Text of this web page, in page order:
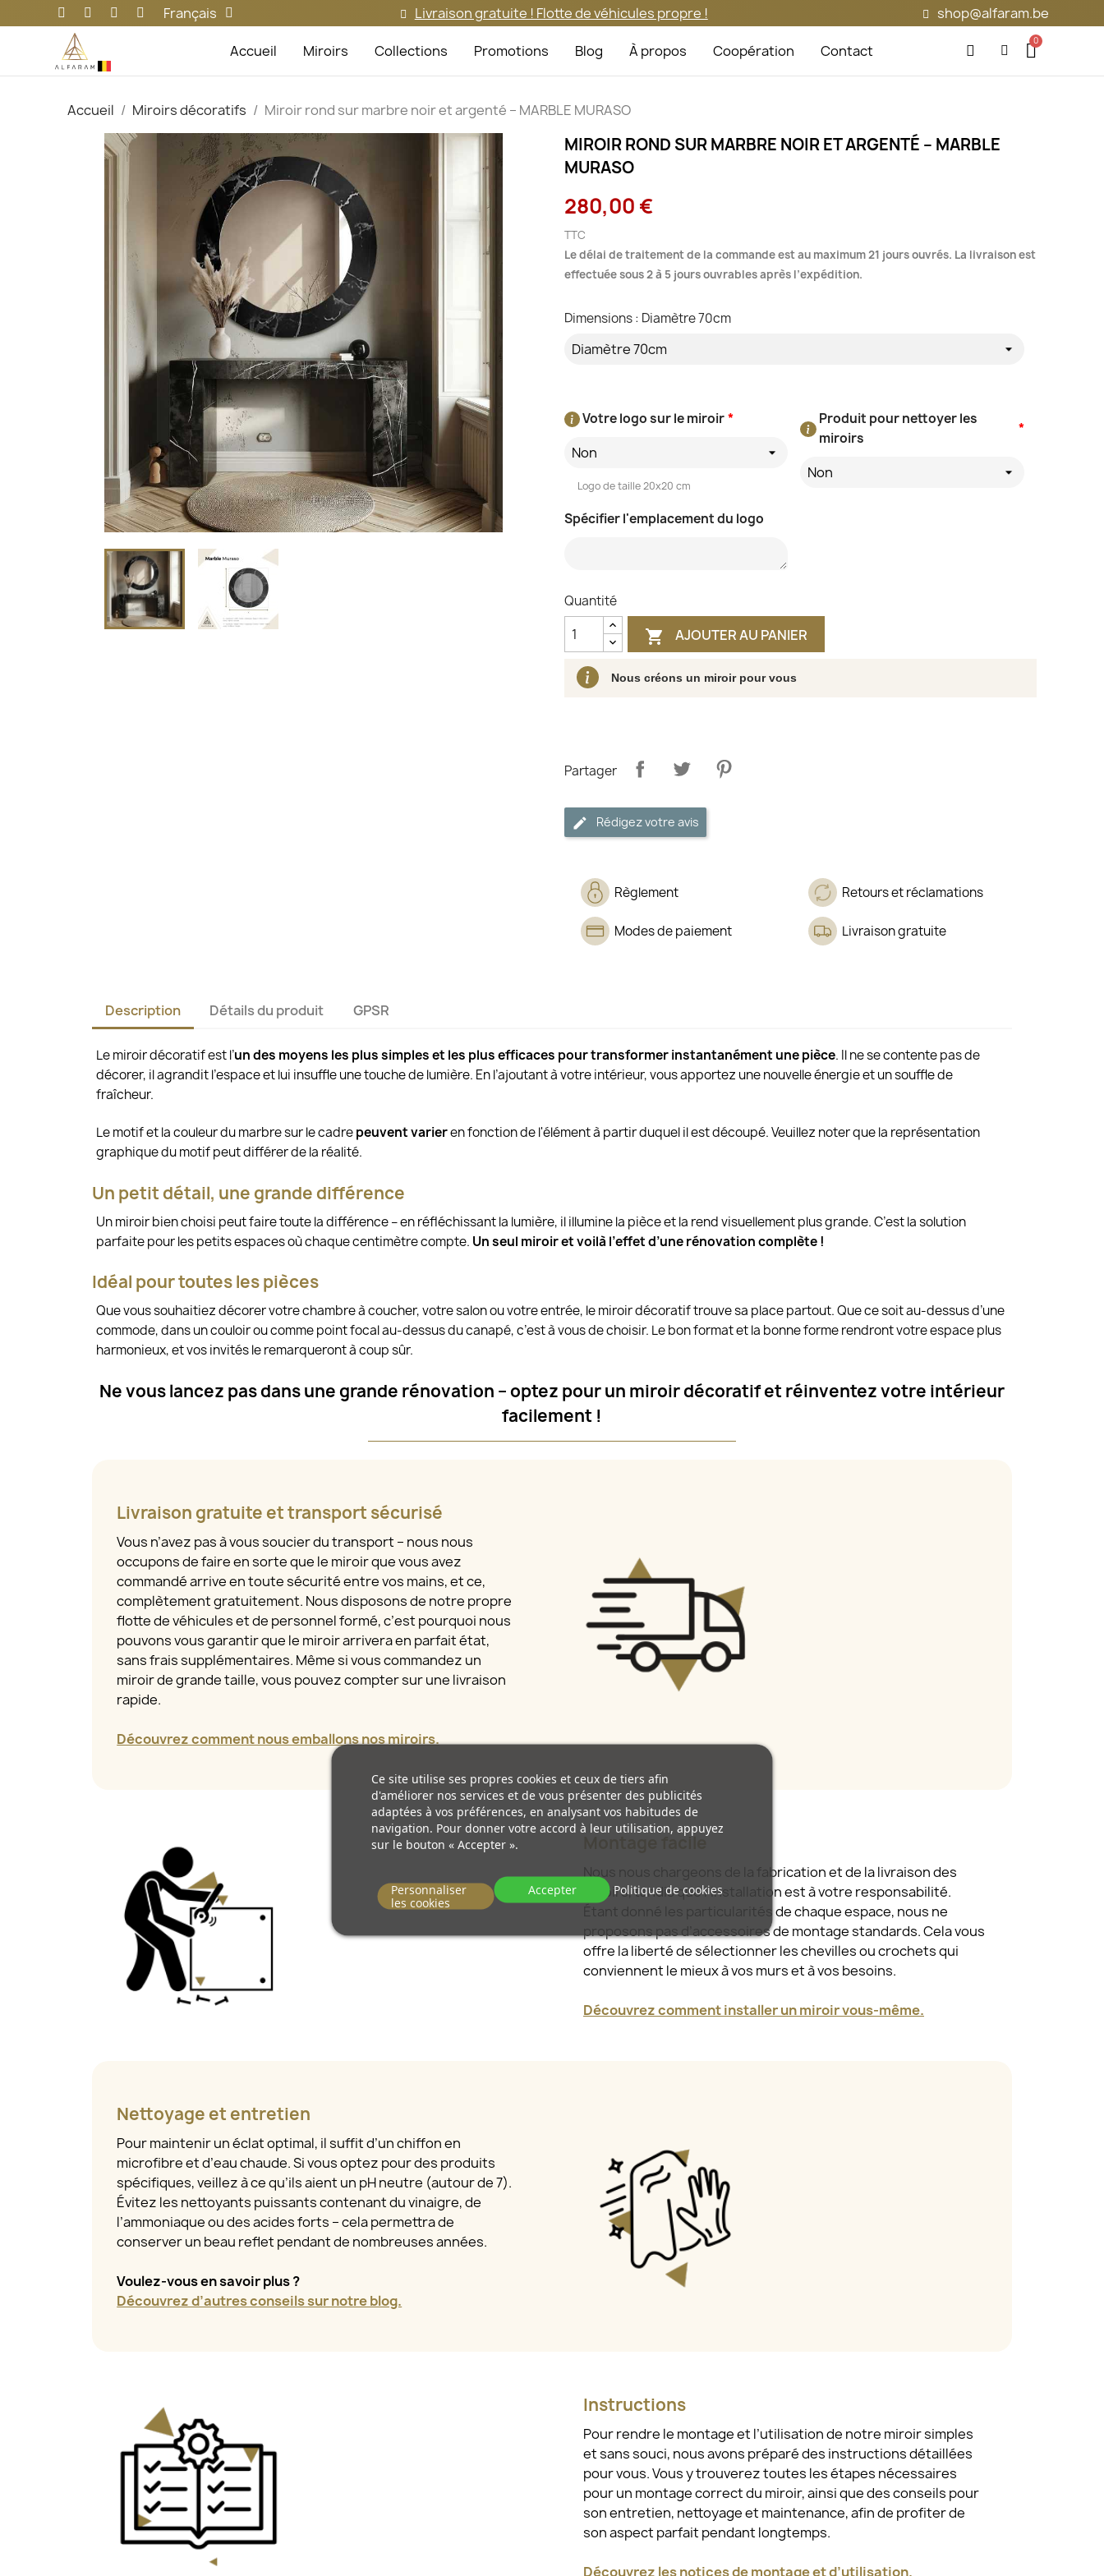
Français Livraison gratuite ! Flotte de véhicules propre ! shop@alfaram.be
Accueil Miroirs Collections Promotions Blog À propos Coopération Contact
Accueil Miroirs décoratifs Miroir rond sur marbre noir et argenté – MARBLE MURASO
MIROIR ROND SUR MARBRE NOIR ET ARGENTÉ – MARBLE
MURASO
280,00 €
TTC
Le délai de traitement de la commande est au maximum 21 jours ouvrés. La livraison est
effectuée sous 2 à 5 jours ouvrables après l’expédition.
*
Votre logo sur le miroir
Non
Logo de taille 20x20 cm
Spécifier l'emplacement du logo
*
Produit pour nettoyer les
miroirs
Non
Dimensions : Diamètre 70cm
Quantité
 AJOUTER AU PANIER
Nous créons un miroir pour vous
Partager
Rédigez votre avis
Règlement Retours et réclamations
Modes de paiement Livraison gratuite
Description Détails du produit GPSR
Le miroir décoratif est l’un des moyens les plus simples et les plus efficaces pour transformer instantanément une pièce. Il ne se contente pas de
décorer, il agrandit l’espace et lui insuffle une touche de lumière. En l’ajoutant à votre intérieur, vous apportez une nouvelle énergie et un souffle de
fraîcheur.
Le motif et la couleur du marbre sur le cadrepeuvent varieren fonction de l'élément à partir duquel il est découpé. Veuillez noter que la représentation
graphique du motif peut différer de la réalité.
Un petit détail, une grande différence
Un miroir bien choisi peut faire toute la différence – en réfléchissant la lumière, il illumine la pièce et la rend visuellement plus grande. C’est la solution
parfaite pour les petits espaces où chaque centimètre compte. Un seul miroir et voilà l’effet d’une rénovation complète !
Idéal pour toutes les pièces
Que vous souhaitiez décorer votre chambre à coucher, votre salon ou votre entrée, le miroir décoratif trouve sa place partout. Que ce soit au-dessus d’une
commode, dans un couloir ou comme point focal au-dessus du canapé, c’est à vous de choisir. Le bon format et la bonne forme rendront votre espace plus
harmonieux, et vos invités le remarqueront à coup sûr.
Ne vous lancez pas dans une grande rénovation – optez pour un miroir décoratif et réinventez votre intérieur
facilement !
Livraison gratuite et transport sécurisé
Vous n’avez pas à vous soucier du transport – nous nous
occupons de faire en sorte que le miroir que vous avez
commandé arrive en toute sécurité entre vos mains, et ce,
complètement gratuitement. Nous disposons de notre propre
flotte de véhicules et de personnel formé, c’est pourquoi nous
pouvons vous garantir que le miroir arrivera en parfait état,
sans frais supplémentaires. Même si vous commandez un
miroir de grande taille, vous pouvez compter sur une livraison
rapide.
Découvrez comment nous emballons nos miroirs.
Montage facile
Nous nous chargeons de la fabrication et de la livraison des
miroirs, tandis que l’installation est à votre responsabilité.
Étant donné les particularités de chaque espace, nous ne
proposons pas d’accessoires de montage standards. Cela vous
offre la liberté de sélectionner les chevilles ou crochets qui
conviennent le mieux à vos murs et à vos besoins.
Découvrez comment installer un miroir vous-même.
Nettoyage et entretien
Pour maintenir un éclat optimal, il suffit d’un chiffon en
microfibre et d’eau chaude. Si vous optez pour des produits
spécifiques, veillez à ce qu’ils aient un pH neutre (autour de 7).
Évitez les nettoyants puissants contenant du vinaigre, de
l’ammoniaque ou des acides forts – cela permettra de
conserver un beau reflet pendant de nombreuses années.
Voulez-vous en savoir plus ?
Découvrez d’autres conseils sur notre blog.
Instructions
Pour rendre le montage et l’utilisation de notre miroir simples
et sans souci, nous avons préparé des instructions détaillées
pour vous. Vous y trouverez toutes les étapes nécessaires
pour un montage correct du miroir, ainsi que des conseils pour
son entretien, nettoyage et maintenance, afin de profiter de
son aspect parfait pendant longtemps.
Découvrez les notices de montage et d’utilisation.
Ce site utilise ses propres cookies et ceux de tiers afin
d'améliorer nos services et de vous présenter des publicités
adaptées à vos préférences, en analysant vos habitudes de
navigation. Pour donner votre accord à leur utilisation, appuyez
sur le bouton « Accepter ».
Politique de cookies
Personnaliser
les cookies
Accepter